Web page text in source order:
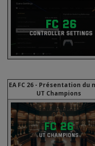
EA FC 26 - Présentation du
UT Champions